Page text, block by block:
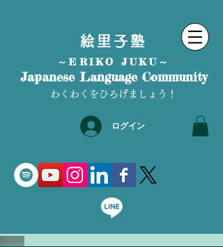
絵里子塾
～ERIKO JUKU～
Japanese Language Community
わくわくをひろげましょう！
ログイン